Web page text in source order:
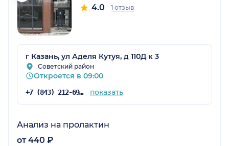
4.0 1 отзыв
г Казань, ул Аделя Кутуя, д 110Д к 3
Советский район
Откроется в 09:00
+7 (843) 212-69-36 показать
Анализ на пролактин
от 440 ₽